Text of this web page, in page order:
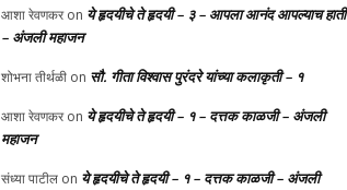
आशा रेवणकरon ये हृदयीचे ते हृदयी – ३ – आपला आनंद आपल्याच हाती
– अंजली महाजन
शोभना तीर्थळी on सौ. गीता विश्वास पुरंदरे यांच्या कलाकृती – १
आशा रेवणकरon ये हृदयीचे ते हृदयी – १ – दत्तक काळजी – अंजली
महाजन
संध्या पाटील on ये हृदयीचे ते हृदयी – १ – दत्तक काळजी – अंजली